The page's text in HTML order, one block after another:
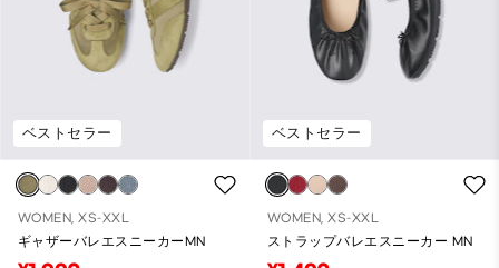
ベストセラー
WOMEN, XS-XXL
ギャザーバレエスニーカーMN
ベストセラー
WOMEN, XS-XXL
ストラップバレエスニーカー MN